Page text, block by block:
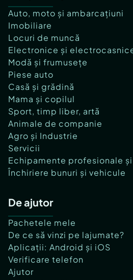
Auto, moto și ambarcațiuni
Imobiliare
Locuri de muncă
Electronice și
Modă și frumusețe
Piese auto
Casă și grădină
Mama și copilul
Sport, timp liber, artă
Animale de companie
Agro și Industrie
Servicii
Echipamente profesionale
Închiriere bunuri și vehicule
De ajutor
Pachetele mele
De ce să vinzi pe lajumate?
Aplicații: Android și iOS
Verificare telefon
Ajutor